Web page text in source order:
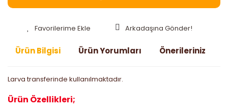
Arkadaşına Gönder!
Ürün Bilgisi Ürün Yorumları Önerileriniz
Larva transferinde kullanılmaktadır.
Ürün Özellikleri;